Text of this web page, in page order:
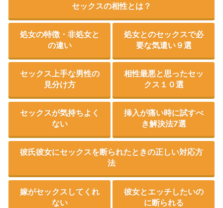
セックスの相性とは？
処女の特徴・非処女と
の違い
処女とのセックスで必
要な気遣い９選
セックス上手な男性の
見分け方
相性最悪と思ったセッ
クス１０選
セックスが気持ちよく
ない
挿入が痛い時に試すべ
き解決法7選
彼氏彼女にセックスを断られたときの正しい対応方
法
嫁がセックスしてくれ
ない
彼女とエッチしたいの
に断られる